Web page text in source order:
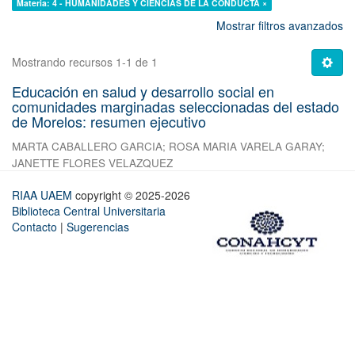
Materia: 4 - HUMANIDADES Y CIENCIAS DE LA CONDUCTA ×
Mostrar filtros avanzados
Mostrando recursos 1-1 de 1
Educación en salud y desarrollo social en
comunidades marginadas seleccionadas del estado
de Morelos: resumen ejecutivo
MARTA CABALLERO GARCIA; ROSA MARIA VARELA GARAY;
JANETTE FLORES VELAZQUEZ
RIAA UAEM copyright © 2025-2026
Biblioteca Central Universitaria
Contacto | Sugerencias